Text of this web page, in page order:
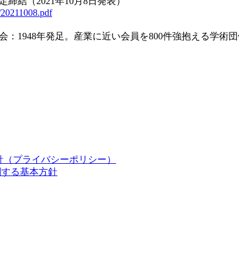
：1948年発足。産業に近い会員を800件強抱える学術
プライバシーポリシー）
る基本方針